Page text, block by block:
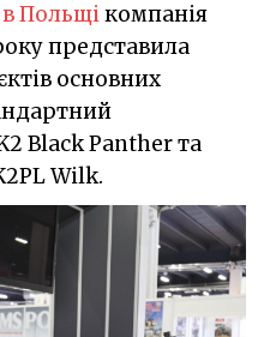
в Польщікомпанія
представила
основних
Black Panther та
Wilk.